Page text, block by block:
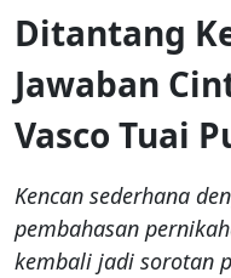
Ditantang
Jawaban
Vasco Tuai
Kencan sederhana
pembahasan
kembali jadi sorotan